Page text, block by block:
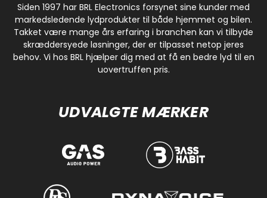
Siden 1997 har BRL Electronics forsynet sine kunder med
markedsledende lydprodukter til både hjemmet og bilen.
Takket være mange års erfaring i branchen kan vi tilbyde
skræddersyede løsninger, der er tilpasset netop jeres
behov. Vi hos BRL hjælper dig med at få en bedre lyd til en
uovertruffen pris.
UDVALGTE MÆRKER